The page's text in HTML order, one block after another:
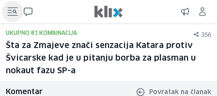
UKUPNO 81 KOMBINACIJA 356
Šta za Zmajeve znači senzacija Katara protiv
Švicarske kad je u pitanju borba za plasman u
nokaut fazu SP-a
Komentar Povratak na članak